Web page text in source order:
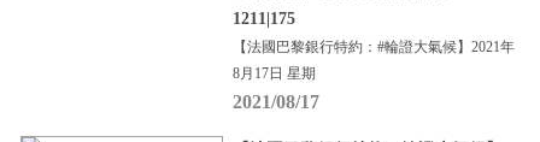
1211|175
【法國巴黎銀行特約：#輪證大氣候】2021年
8月17日 星期
2021/08/17